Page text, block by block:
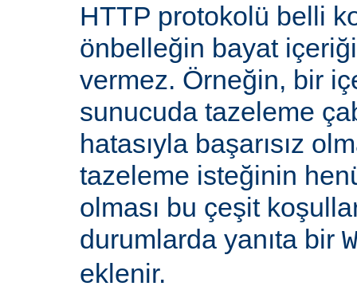
HTTP protokolü belli
önbelleğin bayat
vermez. Örneğin, bir
sunucuda tazeleme
hatasıyla başarısız
tazeleme isteğinin
olması bu çeşit
durumlarda yanıta bir
eklenir.